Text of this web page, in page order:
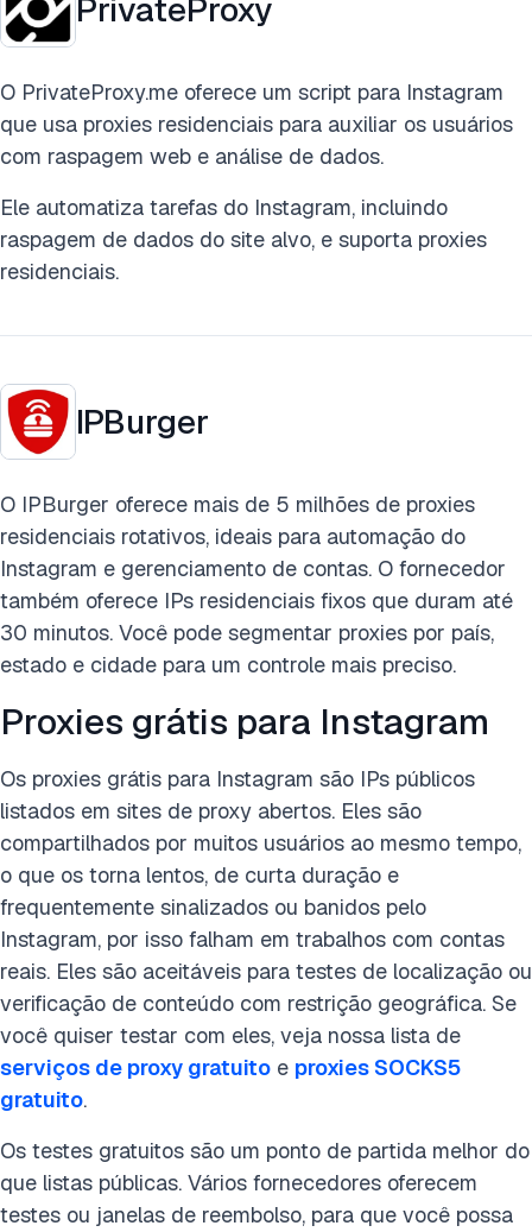
PrivateProxy
O PrivateProxy.me oferece um script para Instagram
que usa proxies residenciais para auxiliar os usuários
com raspagem web e análise de dados.
Ele automatiza tarefas do Instagram, incluindo
raspagem de dados do site alvo, e suporta proxies
residenciais.
IPBurger
O IPBurger oferece mais de 5 milhões de proxies
residenciais rotativos, ideais para automação do
Instagram e gerenciamento de contas. O fornecedor
também oferece IPs residenciais fixos que duram até
30 minutos. Você pode segmentar proxies por país,
estado e cidade para um controle mais preciso.
Proxies grátis para Instagram
Os proxies grátis para Instagram são IPs públicos
listados em sites de proxy abertos. Eles são
compartilhados por muitos usuários ao mesmo tempo,
o que os torna lentos, de curta duração e
frequentemente sinalizados ou banidos pelo
Instagram, por isso falham em trabalhos com contas
reais. Eles são aceitáveis para testes de localização ou
verificação de conteúdo com restrição geográfica. Se
você quiser testar com eles, veja nossa lista de
serviços de proxy gratuito e proxies SOCKS5
gratuito.
Os testes gratuitos são um ponto de partida melhor do
que listas públicas. Vários fornecedores oferecem
testes ou janelas de reembolso, para que você possa